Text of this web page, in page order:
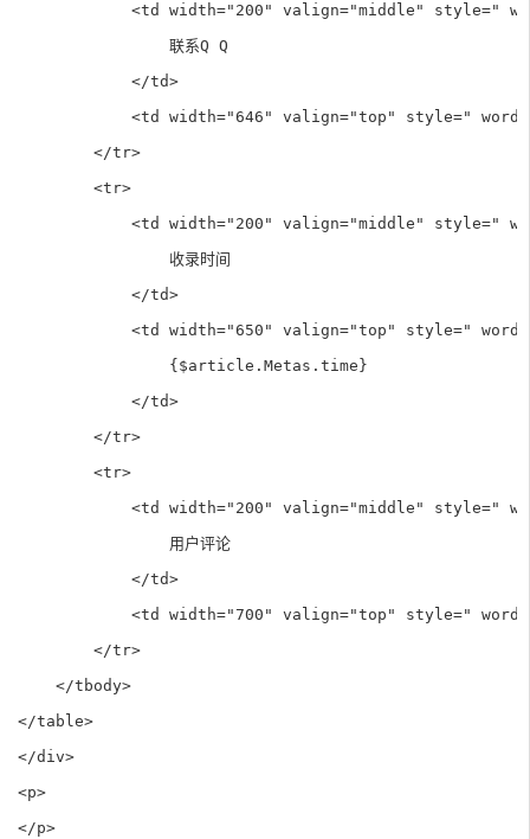
<td width="200" valign="middle" style="
                联系Q Q
            </td>
<td width="646" valign="top" style="
        </tr>
        <tr>
<td width="200" valign="middle" style="
                收录时间
            </td>
<td width="650" valign="top" style="
                {$article.Metas.time}
            </td>
        </tr>
        <tr>
<td width="200" valign="middle" style="
                用户评论
            </td>
<td width="700" valign="top" style="
        </tr>
    </tbody>
</table>
</div>
<p>
</p>